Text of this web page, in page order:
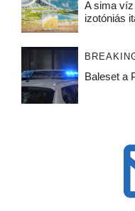
A sima
izotóniás
Baleset a